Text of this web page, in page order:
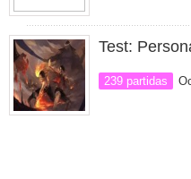
Test:
239 partidas